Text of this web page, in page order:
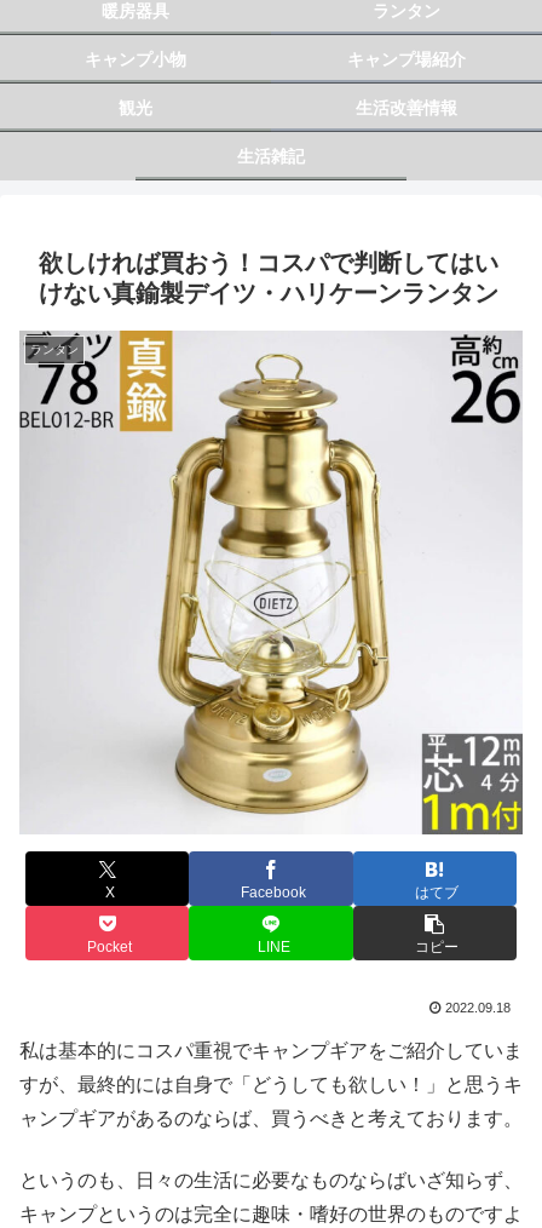
暖房器具 ランタン
キャンプ小物 キャンプ場紹介
観光 生活改善情報
生活雑記
欲しければ買おう！コスパで判断してはい
けない真鍮製デイツ・ハリケーンランタン
ランタン
X Facebook はてブ
Pocket LINE コピー
2022.09.18
私は基本的にコスパ重視でキャンプギアをご紹介していま
すが、最終的には自身で「どうしても欲しい！」と思うキ
ャンプギアがあるのならば、買うべきと考えております。
というのも、日々の生活に必要なものならばいざ知らず、
キャンプというのは完全に趣味・嗜好の世界のものですよ